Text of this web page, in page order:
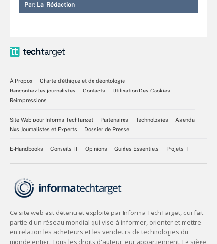
Par: La Rédaction
À Propos
Charte d’éthique et de déontologie
Rencontrez les journalistes
Contacts
Utilisation Des Cookies
Réimpressions
Site Web pour Informa TechTarget Partenaires Technologies
Agenda
Nos Journalistes et Experts
Dossier de Presse
E-Handbooks Conseils IT Opinions Guides Essentiels Projets IT